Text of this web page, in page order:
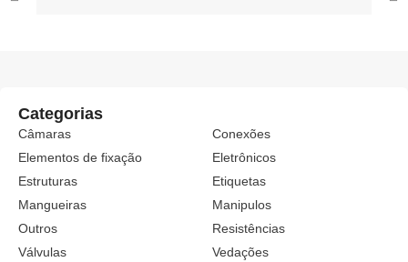
Categorias
Câmaras
Conexões
Elementos de fixação
Eletrônicos
Estruturas
Etiquetas
Mangueiras
Manipulos
Outros
Resistências
Válvulas
Vedações